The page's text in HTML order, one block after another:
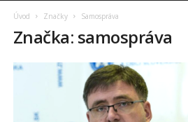
Úvod Značky Samospráva
Značka: samospráva